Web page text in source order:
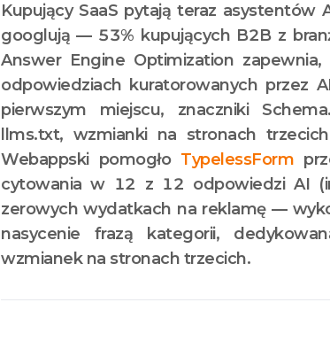
Kupujący SaaS pytają teraz
googlują — 53% kupujących B2B z
Answer Engine Optimization
odpowiedziach kuratorowanych przez
pierwszym miejscu, znaczniki
llms.txt, wzmianki na stronach
Webappski pomogło TypelessForm
cytowania w 12 z 12 odpowiedzi AI
zerowych wydatkach na reklamę —
nasycenie frazą kategorii,
wzmianek na stronach trzecich.